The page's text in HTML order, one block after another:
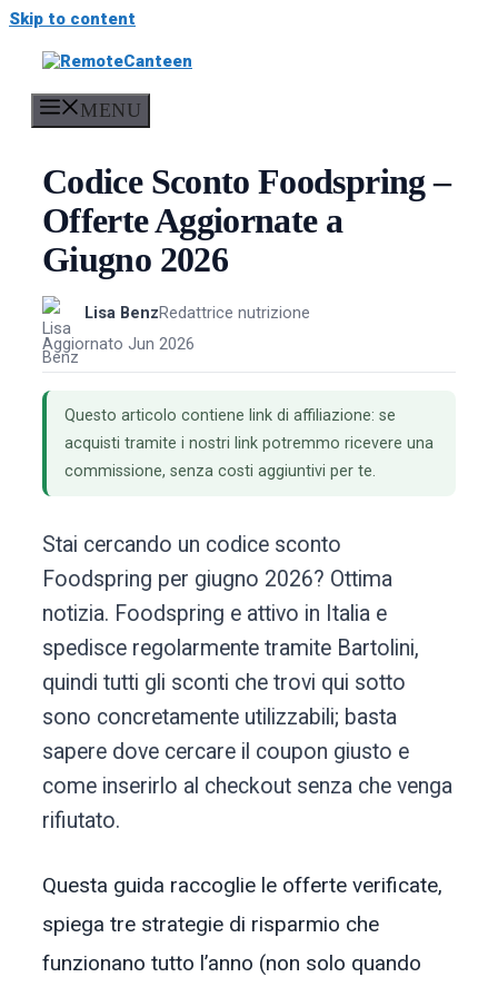
Skip to content
MENU
Codice Sconto Foodspring –
Offerte Aggiornate a
Giugno 2026
Lisa BenzRedattrice nutrizione
Aggiornato Jun 2026
Questo articolo contiene link di affiliazione: se
acquisti tramite i nostri link potremmo ricevere una
commissione, senza costi aggiuntivi per te.
Stai cercando un codice sconto
Foodspring per giugno 2026? Ottima
notizia. Foodspring e attivo in Italia e
spedisce regolarmente tramite Bartolini,
quindi tutti gli sconti che trovi qui sotto
sono concretamente utilizzabili; basta
sapere dove cercare il coupon giusto e
come inserirlo al checkout senza che venga
rifiutato.
Questa guida raccoglie le offerte verificate,
spiega tre strategie di risparmio che
funzionano tutto l’anno (non solo quando